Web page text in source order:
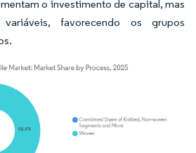
o investimento de capital, mas
favorecendo os grupos